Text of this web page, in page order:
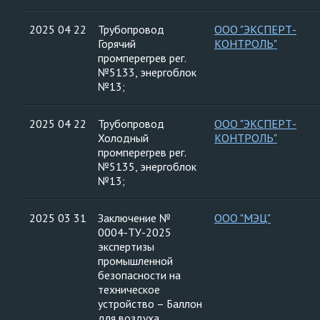
2025 04 22
Трубопровод
Горячий
промперегрев рег.
№5133, энергоблок
№13;
ООО "ЭКСПЕРТ-
КОНТРОЛЬ"
2025 04 22
Трубопровод
Холодный
промперегрев рег.
№5135, энергоблок
№13;
ООО "ЭКСПЕРТ-
КОНТРОЛЬ"
2025 03 31
Заключение №
0004-ТУ-2025
экспертизы
промышленной
безопасности на
техническое
устройство – Баллон
ООО "МЭЦ"